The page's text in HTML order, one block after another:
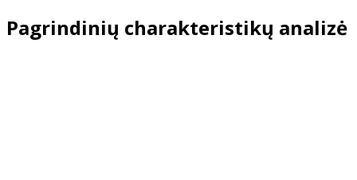
Pagrindinių charakteristikų analizė